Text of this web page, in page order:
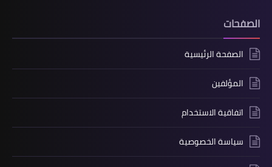
الصفحات
الصفحة الرئيسية
المؤلفين
اتفاقية الاستخدام
سياسة الخصوصية